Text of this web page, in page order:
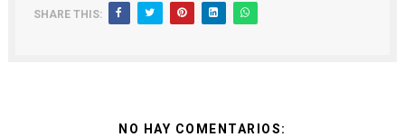
SHARE THIS:
NO HAY COMENTARIOS: